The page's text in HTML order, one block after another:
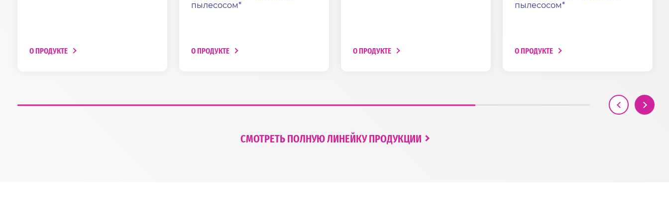
О ПРОДУКТЕ
пылесосом*
О ПРОДУКТЕ О ПРОДУКТЕ
пылесосом*
О ПРОДУКТЕ
СМОТРЕТЬ ПОЛНУЮ ЛИНЕЙКУ ПРОДУКЦИИ